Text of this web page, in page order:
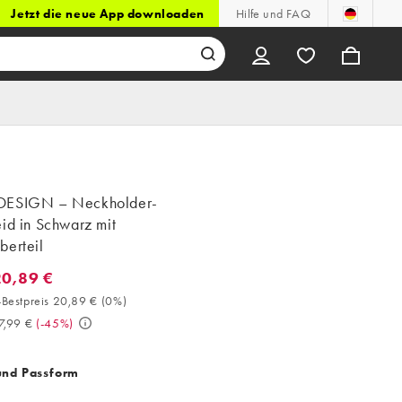
Jetzt die neue App downloaden Hilfe und FAQ
– Neckholder-
in Schwarz mit
€. 30-Tage-Bestpreis 20,89 € (0%). Vorher 37,99 €. (-45%)
€
20,89 € (0%)
€ (-45%)
Passform